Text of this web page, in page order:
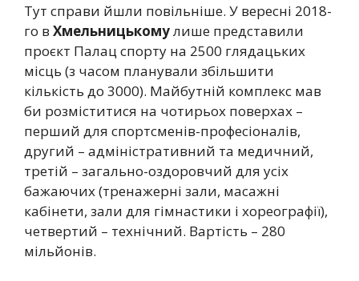
Тут справи йшли повільніше. У вересні 2018-
го в Хмельницькомулише представили
проєкт Палац спорту на 2500 глядацьких
місць (з часом планували збільшити
кількість до 3000). Майбутній комплекс мав
би розміститися на чотирьох поверхах –
перший для спортсменів-професіоналів,
другий – адміністративний та медичний,
третій – загально-оздоровчий для усіх
бажаючих (тренажерні зали, масажні
кабінети, зали для гімнастики і хореографії),
четвертий – технічний. Вартість – 280
мільйонів.